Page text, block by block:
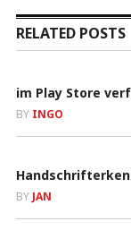
RELATED POSTS
im Play Store
BY INGO
BY JAN